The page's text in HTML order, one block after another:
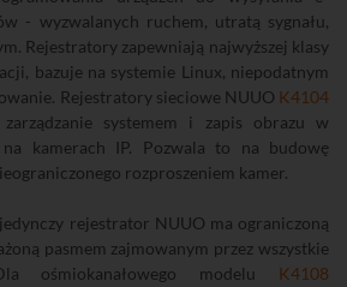
- wyzwalanych ruchem, utratą sygnału,
Rejestratory zapewniają najwyższej klasy
bazuje na systemie Linux, niepodatnym
Rejestratory sieciowe NUUO K4104
systemem i zapis obrazu w
kamerach IP. Pozwala to na budowę
rozproszeniem kamer.
rejestrator NUUO ma ograniczoną
pasmem zajmowanym przez wszystkie
ośmiokanałowego modelu K4108